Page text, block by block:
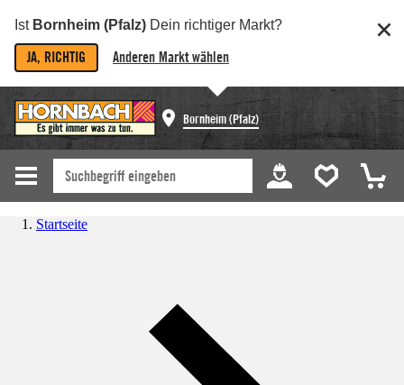
Ist Bornheim (Pfalz) Dein richtiger Markt?
JA, RICHTIG Anderen Markt wählen
Bornheim (Pfalz)
Startseite